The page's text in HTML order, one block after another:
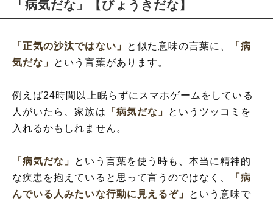
「病気だな」【びょうきだな】
「正気の沙汰ではない」 と似た意味の言葉に、
「病
気だな」
という言葉があります。
例えば24時間以上眠らずにスマホゲームをしている
人がいたら、家族は 「病気だな」
というツッコミを
入れるかもしれません。
「病気だな」 という言葉を使う時も、本当に精神的
な疾患を抱えていると思って言うのではなく、
「病
んでいる人みたいな行動に見えるぞ」
という意味で